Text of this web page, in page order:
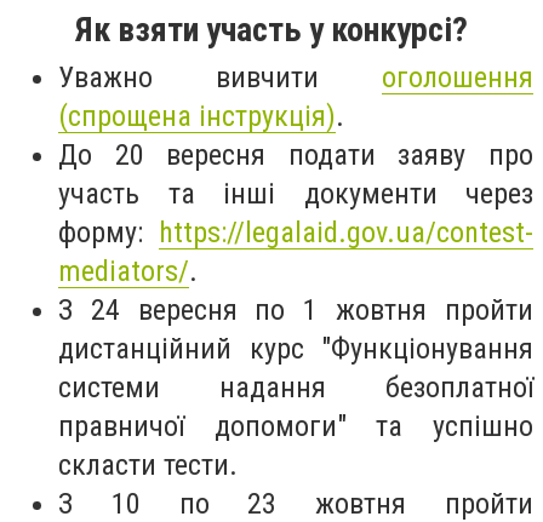
Як взяти участь у конкурсі?
Уважно вивчити оголошення
(спрощена інструкція).
До 20 вересня подати заяву про
участь та інші документи через
форму: https://legalaid.gov.ua/contest-
mediators/.
З 24 вересня по 1 жовтня пройти
дистанційний курс "Функціонування
системи надання безоплатної
правничої допомоги" та успішно
скласти тести.
З 10 по 23 жовтня пройти